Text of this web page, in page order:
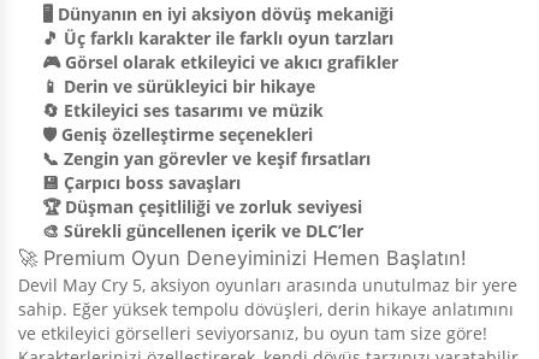
🖥️ Dünyanın en iyi aksiyon dövüş mekaniği
🎵 Üç farklı karakter ile farklı oyun tarzları
🎮 Görsel olarak etkileyici ve akıcı grafikler
📱 Derin ve sürükleyici bir hikaye
🔄 Etkileyici ses tasarımı ve müzik
🛡️ Geniş özelleştirme seçenekleri
📞 Zengin yan görevler ve keşif fırsatları
💾 Çarpıcı boss savaşları
🏆 Düşman çeşitliliği ve zorluk seviyesi
🎨 Sürekli güncellenen içerik ve DLC’ler
🚀 Premium Oyun Deneyiminizi Hemen Başlatın!
Devil May Cry 5, aksiyon oyunları arasında unutulmaz bir yere
sahip. Eğer yüksek tempolu dövüşleri, derin hikaye anlatımını
ve etkileyici görselleri seviyorsanız, bu oyun tam size göre!